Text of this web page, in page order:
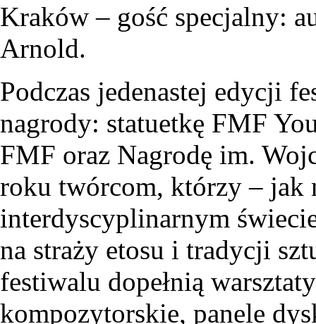
Kraków – gość specjalny:
Arnold.
Podczas jedenastej edycji
nagrody: statuetkę FMF
FMF oraz Nagrodę im.
roku twórcom, którzy – jak
interdyscyplinarnym
na straży etosu i tradycji
festiwalu dopełnią
kompozytorskie, panele